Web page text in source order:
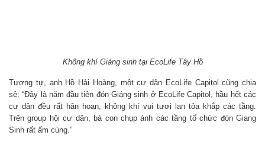
Không khí Giáng sinh tại EcoLife Tây Hồ
Tương tự, anh Hồ Hải Hoàng, một cư dân EcoLife Capitol cũng chia
sẻ: “Đây là năm đầu tiên đón Giáng sinh ở EcoLife Capitol, hầu hết các
cư dân đều rất hân hoan, không khí vui tươi lan tỏa khắp các tầng.
Trên group hội cư dân, bà con chụp ảnh các tầng tổ chức đón Giang
Sinh rất ấm cúng.”